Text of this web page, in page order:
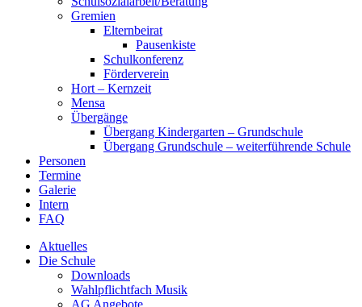
Gremien
Elternbeirat
Pausenkiste
Schulkonferenz
Förderverein
Hort – Kernzeit
Mensa
Übergänge
Übergang Kindergarten – Grundschule
Übergang Grundschule – weiterführende Schule
Personen
Termine
Galerie
Intern
FAQ
Aktuelles
Die Schule
Downloads
Wahlpflichtfach Musik
AG Angebote